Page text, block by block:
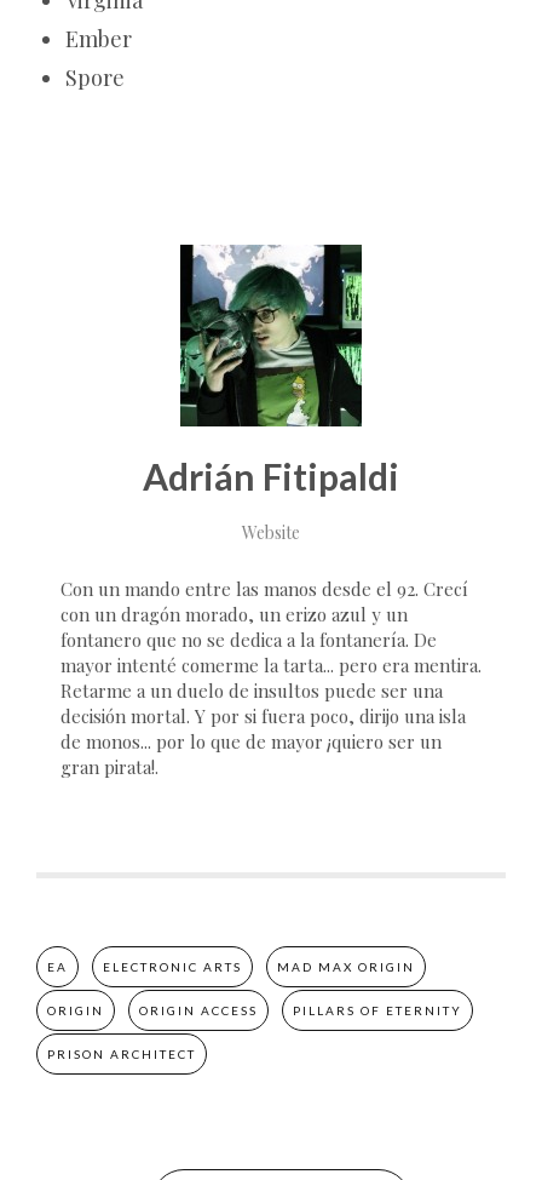
Ember
Spore
Adrián Fitipaldi
Website
Con un mando entre las manos desde el 92. Crecí
con un dragón morado, un erizo azul y un
fontanero que no se dedica a la fontanería. De
mayor intenté comerme la tarta... pero era mentira.
Retarme a un duelo de insultos puede ser una
decisión mortal. Y por si fuera poco, dirijo una isla
de monos... por lo que de mayor ¡quiero ser un
gran pirata!.
EA ELECTRONIC ARTS MAD MAX ORIGIN
ORIGIN ORIGIN ACCESS PILLARS OF ETERNITY
PRISON ARCHITECT